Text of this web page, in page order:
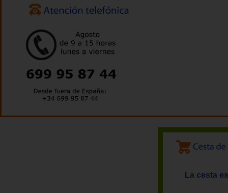
La cesta